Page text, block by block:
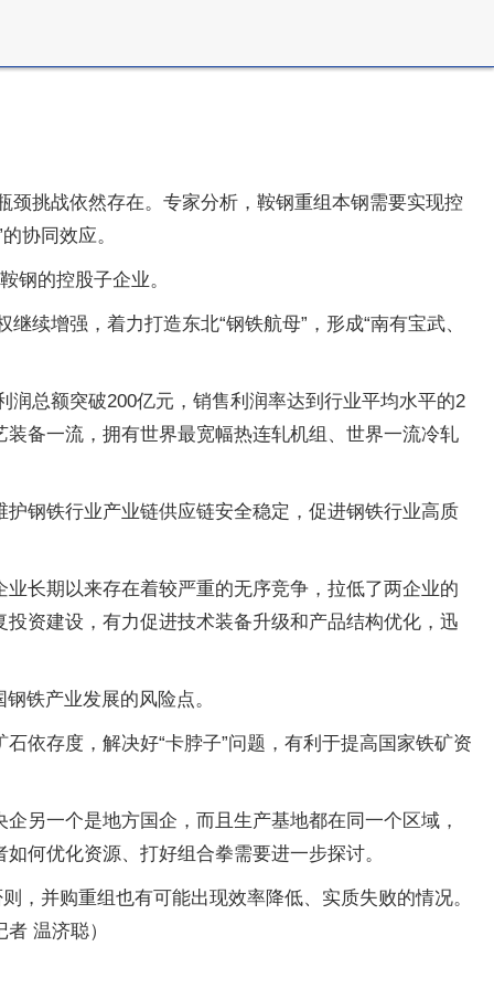
颈挑战依然存在。专家分析，鞍钢重组本钢需要实现控
协同效应。
钢的控股子企业。
续增强，着力打造东北“钢铁航母”，形成“南有宝武、
总额突破200亿元，销售利润率达到行业平均水平的2
备一流，拥有世界最宽幅热连轧机组、世界一流冷轧
钢铁行业产业链供应链安全稳定，促进钢铁行业高质
长期以来存在着较严重的无序竞争，拉低了两企业的
资建设，有力促进技术装备升级和产品结构优化，迅
铁产业发展的风险点。
依存度，解决好“卡脖子”问题，有利于提高国家铁矿资
另一个是地方国企，而且生产基地都在同一个区域，
何优化资源、打好组合拳需要进一步探讨。
，并购重组也有可能出现效率降低、实质失败的情况。
温济聪）